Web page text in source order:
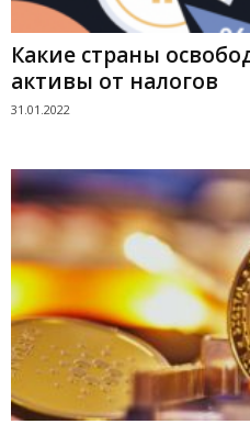
Какие страны
активы от налогов
31.01.2022